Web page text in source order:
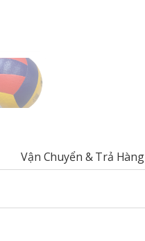
Vận Chuyển & Trả Hàng